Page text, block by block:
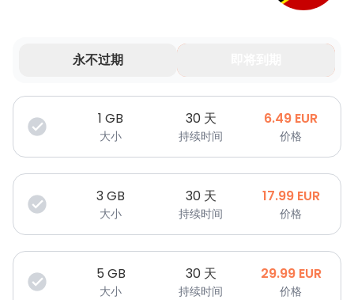
永不过期
您的数据在有限时间内有效。
1 GB
大小
30 天
持续时间
6.49 EUR
价格
3GB
大小
30 天
持续时间
17.99 EUR
价格
5 GB
大小
30 天
持续时间
29.99 EUR
价格